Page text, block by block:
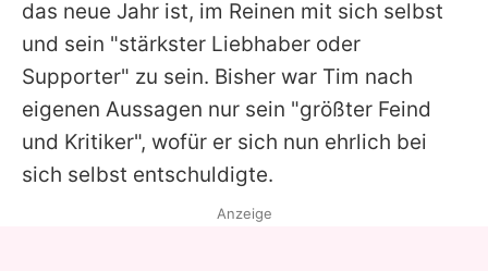
das neue Jahr ist, im Reinen mit sich selbst
und sein "stärkster Liebhaber oder
Supporter" zu sein. Bisher war Tim nach
eigenen Aussagen nur sein "größter Feind
und Kritiker", wofür er sich nun ehrlich bei
sich selbst entschuldigte.
Anzeige